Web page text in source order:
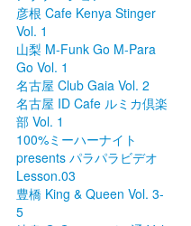
彦根 Cafe Kenya Stinger
Vol. 1
山梨 M-Funk Go M-Para
Go Vol. 1
名古屋 Club Gaia Vol. 2
名古屋 ID Cafe ルミカ倶楽
部 Vol. 1
100%ミーハーナイト
presents パラパラビデオ
Lesson.03
豊橋 King & Queen Vol. 3-
5